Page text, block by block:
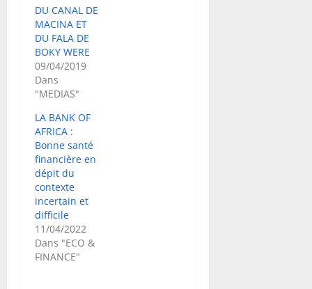
DU CANAL DE
MACINA ET
DU FALA DE
BOKY WERE
09/04/2019
Dans
"MEDIAS"
LA BANK OF
AFRICA :
Bonne santé
financière en
dépit du
contexte
incertain et
difficile
11/04/2022
Dans "ECO &
FINANCE"